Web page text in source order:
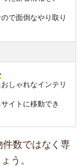
で面倒なやり取り
しゃれなインテリ
イトに移動でき
件数ではなく専
う。